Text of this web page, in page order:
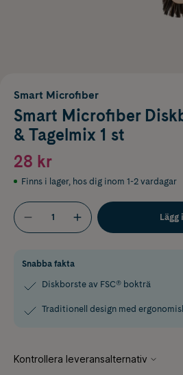
Smart Microfiber
Smart Microfiber
& Tagelmix 1 st
28 kr
Finns i lager, hos dig inom 1-2 vardagar
Lägg
Snabba fakta
Diskborste av FSC® bokträ
Traditionell design med